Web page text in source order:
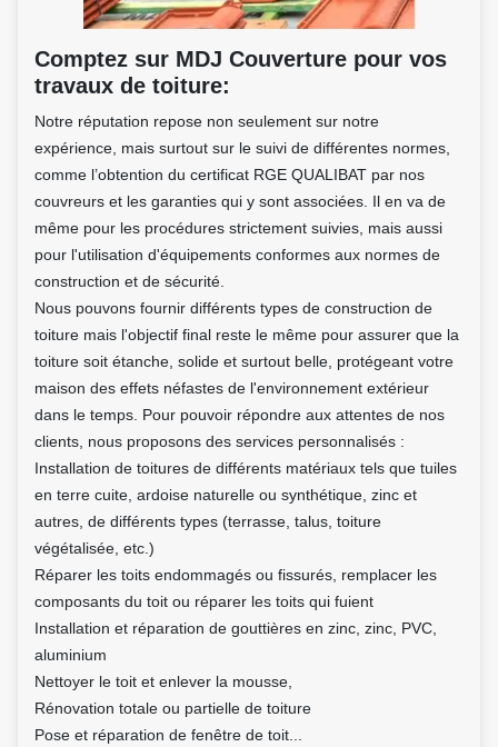
Comptez sur MDJ Couverture pour vos
travaux de toiture:
Notre réputation repose non seulement sur notre
expérience, mais surtout sur le suivi de différentes normes,
comme l’obtention du certificat RGE QUALIBAT par nos
couvreurs et les garanties qui y sont associées. Il en va de
même pour les procédures strictement suivies, mais aussi
pour l'utilisation d'équipements conformes aux normes de
construction et de sécurité.
Nous pouvons fournir différents types de construction de
toiture mais l'objectif final reste le même pour assurer que la
toiture soit étanche, solide et surtout belle, protégeant votre
maison des effets néfastes de l'environnement extérieur
dans le temps. Pour pouvoir répondre aux attentes de nos
clients, nous proposons des services personnalisés :
Installation de toitures de différents matériaux tels que tuiles
en terre cuite, ardoise naturelle ou synthétique, zinc et
autres, de différents types (terrasse, talus, toiture
végétalisée, etc.)
Réparer les toits endommagés ou fissurés, remplacer les
composants du toit ou réparer les toits qui fuient
Installation et réparation de gouttières en zinc, zinc, PVC,
aluminium
Nettoyer le toit et enlever la mousse,
Rénovation totale ou partielle de toiture
Pose et réparation de fenêtre de toit...